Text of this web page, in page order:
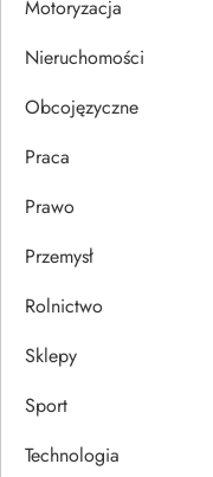
u
Motoryzacja
Nieruchomości
Obcojęzyczne
Praca
Prawo
Przemysł
Rolnictwo
Sklepy
Sport
Technologia